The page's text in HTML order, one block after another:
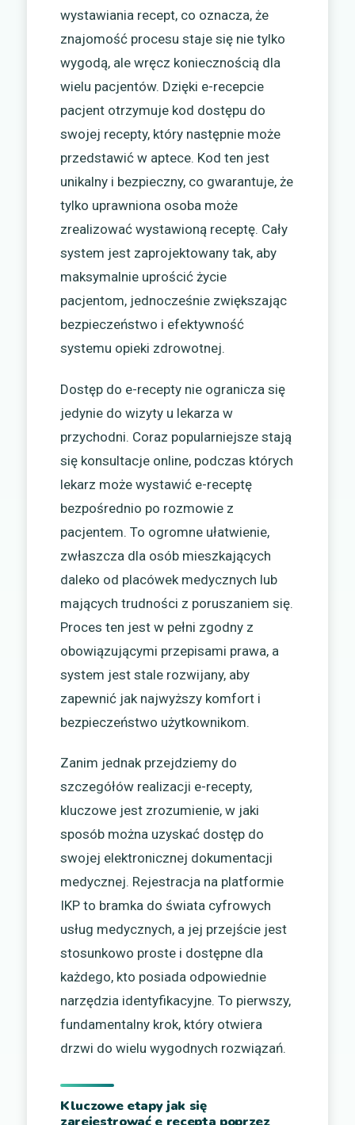
wystawiania recept, co oznacza, że
znajomość procesu staje się nie tylko
wygodą, ale wręcz koniecznością dla
wielu pacjentów. Dzięki e-recepcie
pacjent otrzymuje kod dostępu do
swojej recepty, który następnie może
przedstawić w aptece. Kod ten jest
unikalny i bezpieczny, co gwarantuje, że
tylko uprawniona osoba może
zrealizować wystawioną receptę. Cały
system jest zaprojektowany tak, aby
maksymalnie uprościć życie
pacjentom, jednocześnie zwiększając
bezpieczeństwo i efektywność
systemu opieki zdrowotnej.
Dostęp do e-recepty nie ogranicza się
jedynie do wizyty u lekarza w
przychodni. Coraz popularniejsze stają
się konsultacje online, podczas których
lekarz może wystawić e-receptę
bezpośrednio po rozmowie z
pacjentem. To ogromne ułatwienie,
zwłaszcza dla osób mieszkających
daleko od placówek medycznych lub
mających trudności z poruszaniem się.
Proces ten jest w pełni zgodny z
obowiązującymi przepisami prawa, a
system jest stale rozwijany, aby
zapewnić jak najwyższy komfort i
bezpieczeństwo użytkownikom.
Zanim jednak przejdziemy do
szczegółów realizacji e-recepty,
kluczowe jest zrozumienie, w jaki
sposób można uzyskać dostęp do
swojej elektronicznej dokumentacji
medycznej. Rejestracja na platformie
IKP to bramka do świata cyfrowych
usług medycznych, a jej przejście jest
stosunkowo proste i dostępne dla
każdego, kto posiada odpowiednie
narzędzia identyfikacyjne. To pierwszy,
fundamentalny krok, który otwiera
drzwi do wielu wygodnych rozwiązań.
Kluczowe etapy jak się